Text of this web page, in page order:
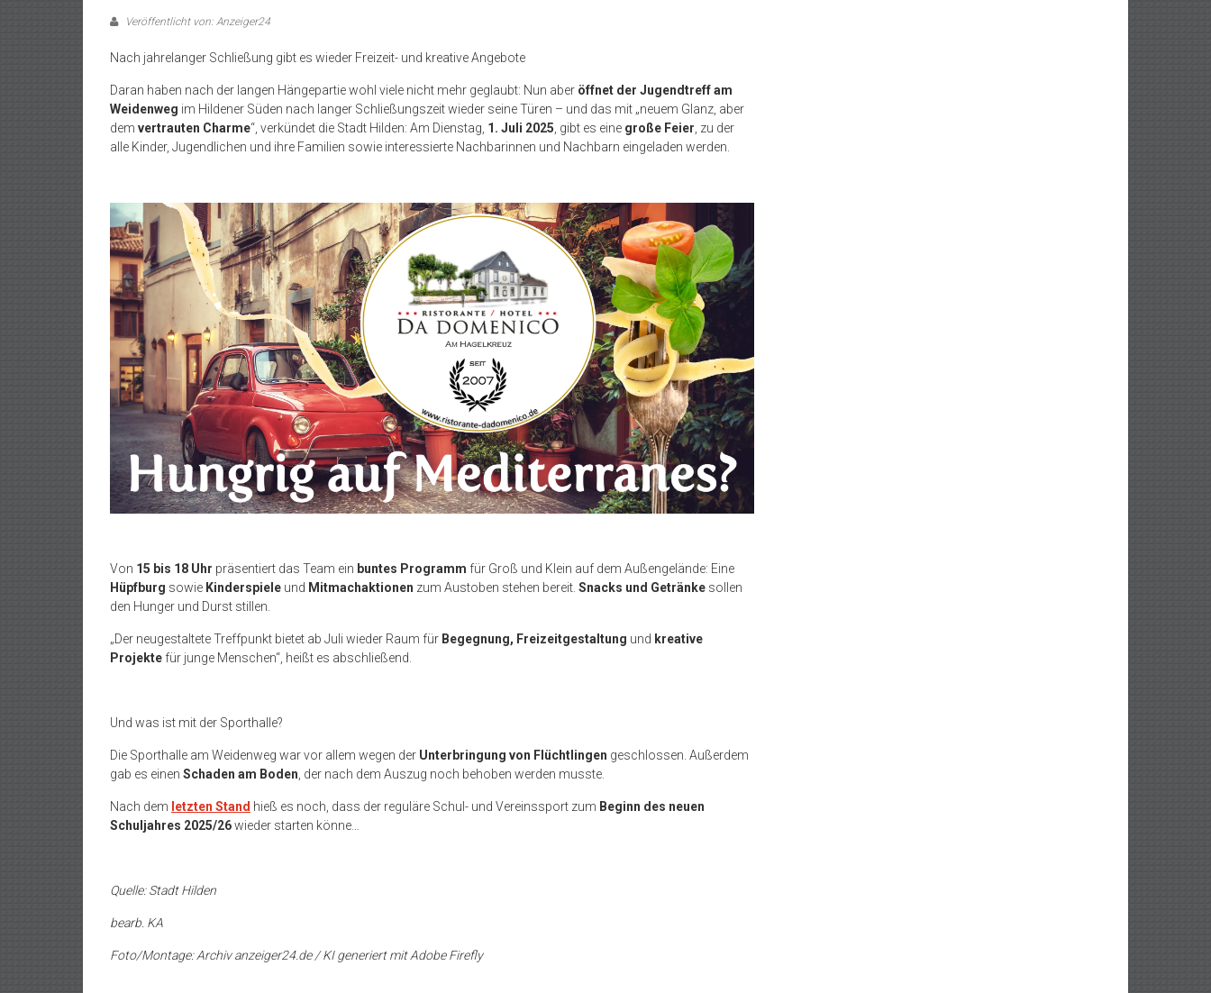
Veröffentlicht von: Anzeiger24
Nach jahrelanger Schließung gibt es wieder Freizeit- und kreative Angebote
Daran haben nach der langen Hängepartie wohl viele nicht mehr geglaubt: Nun aber öffnet der Jugendtreff am
Weidenweg im Hildener Süden nach langer Schließungszeit wieder seine Türen – und das mit „neuem Glanz, aber
dem vertrauten Charme“, verkündet die Stadt Hilden: Am Dienstag, 1. Juli 2025 , gibt es eine große Feier , zu der
alle Kinder, Jugendlichen und ihre Familien sowie interessierte Nachbarinnen und Nachbarn eingeladen werden.
Von 15 bis 18 Uhr präsentiert das Team ein buntes Programm für Groß und Klein auf dem Außengelände: Eine
Hüpfburg sowie Kinderspiele und Mitmachaktionen zum Austoben stehen bereit. Snacks und Getränke sollen
den Hunger und Durst stillen.
„Der neugestaltete Treffpunkt bietet ab Juli wieder Raum für Begegnung, Freizeitgestaltung und kreative
Projekte für junge Menschen“, heißt es abschließend.
Und was ist mit der Sporthalle?
Die Sporthalle am Weidenweg war vor allem wegen der Unterbringung von Flüchtlingen geschlossen. Außerdem
gab es einen Schaden am Boden, der nach dem Auszug noch behoben werden musste.
Nach dem letzten Stand hieß es noch, dass der reguläre Schul- und Vereinssport zum Beginn des neuen
Schuljahres 2025/26wieder starten könne…
Quelle: Stadt Hilden
bearb. KA
Foto/Montage: Archiv anzeiger24.de / KI generiert mit Adobe Firefly